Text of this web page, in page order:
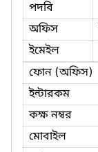
পদবি
অফিস
ইমেইল
ফোন (অফিস)
ইন্টারকম
কক্ষ নম্বর
মোবাইল